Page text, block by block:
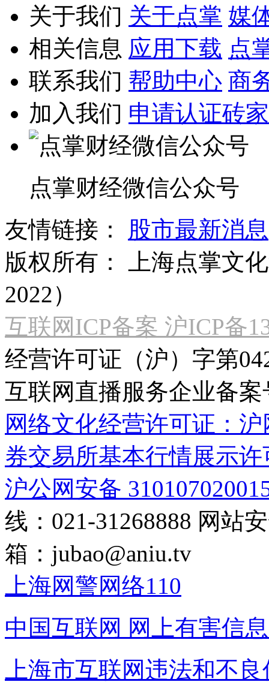
关于我们 关于点掌 媒
相关信息 应用下载 点
联系我们 帮助中心 商
加入我们 申请认证砖家
点掌财经微信公众号
友情链接：
股市最新消息
版权所有：
上海点掌文
2022）
互联网ICP备案 沪ICP备
经营许可证（沪）字第
互联网直播服务企业备案
网络文化经营许可证：
券交易所基本行情展示许
沪公网安备
线：021-31268888 网站
箱： jubao@aniu.tv
上海网警网络110
中国互联网 网上有害信
上海市互联网违法和不